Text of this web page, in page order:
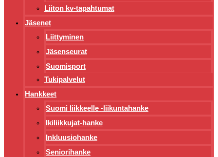
Liiton kv-tapahtumat
Jäsenet
Liittyminen
Jäsenseurat
Suomisport
Tukipalvelut
Hankkeet
Suomi liikkeelle -liikuntahanke
Ikiliikkujat-hanke
Inkluusiohanke
Seniorihanke